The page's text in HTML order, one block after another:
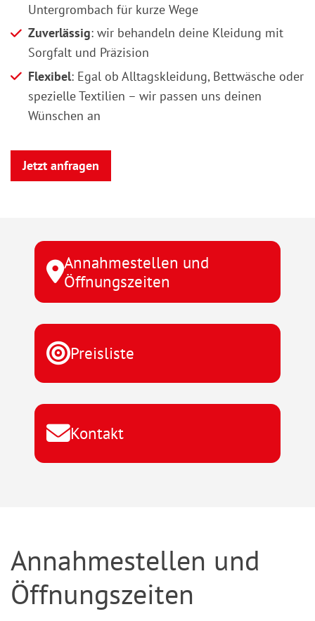
Untergrombach für kurze Wege
Zuverlässig: wir behandeln deine Kleidung mit
Sorgfalt und Präzision
Flexibel: Egal ob Alltagskleidung, Bettwäsche oder
spezielle Textilien – wir passen uns deinen
Wünschen an
Jetzt anfragen
Annahmestellen und
Öffnungszeiten
Preisliste
Kontakt
Annahmestellen und
Öffnungszeiten